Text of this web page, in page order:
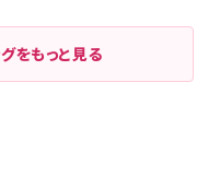
をもっと見る